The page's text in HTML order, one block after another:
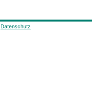
Datenschutz